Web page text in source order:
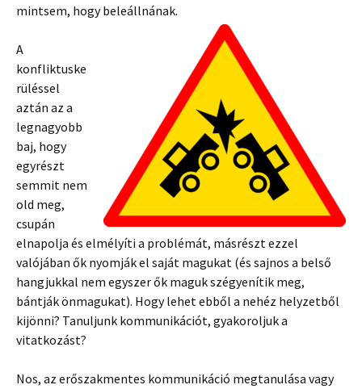
mintsem, hogy beleállnának.
A
konfliktuske
rüléssel
aztán az a
legnagyobb
baj, hogy
egyrészt
semmit nem
old meg,
csupán
elnapolja és elmélyíti a problémát, másrészt ezzel
valójában ők nyomják el saját magukat (és sajnos a belső
hangjukkal nem egyszer ők maguk szégyenítik meg,
bántják önmagukat). Hogy lehet ebből a nehéz helyzetből
kijönni? Tanuljunk kommunikációt, gyakoroljuk a
vitatkozást?
Nos, az erőszakmentes kommunikáció megtanulása vagy